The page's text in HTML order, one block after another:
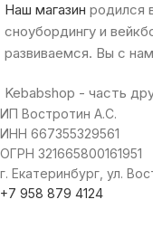
Наш магазин родился
сноубордингу и
развиваемся. Вы с
Kebabshop - часть
ИП Востротин А.С.
ИНН 667355329561
ОГРН 321665800161951
г. Екатеринбург, ул.
+7 958 879 4124